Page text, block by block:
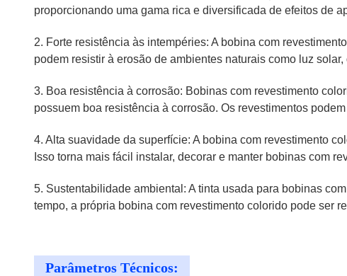
proporcionando uma gama rica e diversificada de efeitos de
2. Forte resistência às intempéries: A bobina com
podem resistir à erosão de ambientes naturais como luz
3. Boa resistência à corrosão: Bobinas com revestimento
possuem boa resistência à corrosão. Os revestimentos
4. Alta suavidade da superfície: A bobina com revestimento
Isso torna mais fácil instalar, decorar e manter bobinas com
5. Sustentabilidade ambiental: A tinta usada para bobinas
tempo, a própria bobina com revestimento colorido pode ser
Parâmetros Técnicos: